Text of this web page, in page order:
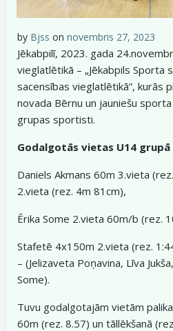
by Bjss on novembris 27, 2023
Jēkabpilī, 2023. gada
vieglatlētikā – „Jēkabpils Sporta
sacensības vieglatlētikā”, kurās
novada Bērnu un jauniešu
grupas sportisti.
Godalgotās vietas U14 grupā
Daniels Akmans 60m 3.vieta
2.vieta (rez. 4m 81cm),
Ērika Some 2.vieta 60m/b (rez.
Stafetē 4x150m 2.vieta (rez.
– (Jelizaveta Poņavina, Līva
Some).
Tuvu godalgotajām vietām
60m (rez. 8.57) un tāllēkšanā